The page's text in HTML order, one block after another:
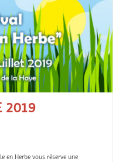
2019
en Herbe vous réserve une